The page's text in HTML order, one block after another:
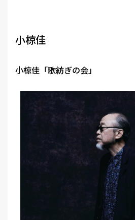
FESTIVALS
MEMBER
小椋佳
小椋佳「歌紡ぎの会」